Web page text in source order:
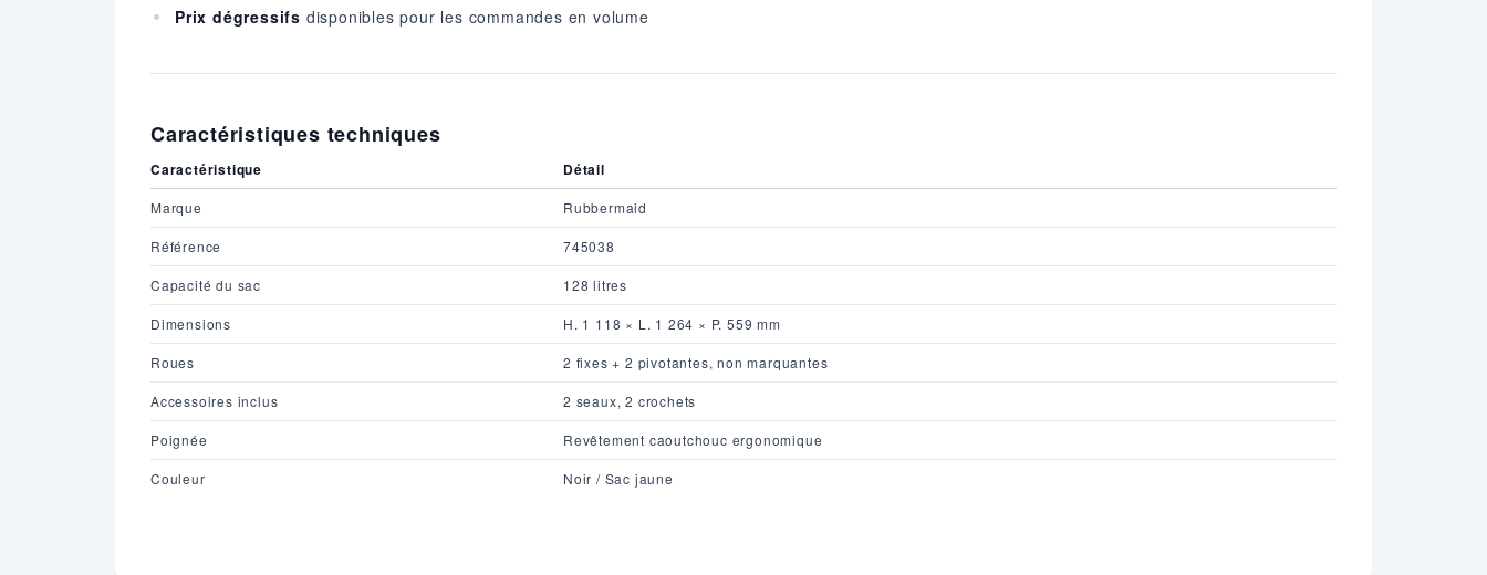
Prix dégressifs disponibles pour les commandes en volume
Caractéristiques techniques
Caractéristique Détail
Marque Rubbermaid
Référence 745038
Capacité du sac 128 litres
Dimensions H. 1 118 × L. 1 264 × P. 559 mm
Roues 2 fixes + 2 pivotantes, non marquantes
Accessoires inclus 2 seaux, 2 crochets
Poignée Revêtement caoutchouc ergonomique
Couleur Noir / Sac jaune